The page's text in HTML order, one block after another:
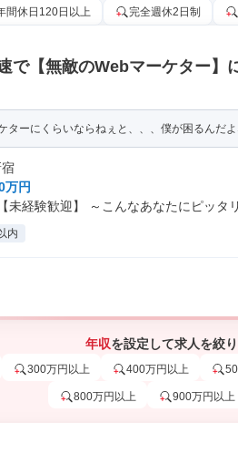
間休日120日以上 完全週休2日制
で【無敵のWebマーケター】
ターにくらいならねぇと、、、僕が困るんだよ
万円
経験歓迎】 ～こんなあなたにピッタリ
内
年収を設定して求人を絞
300万円以上 400万円以上
800万円以上 900万円以上